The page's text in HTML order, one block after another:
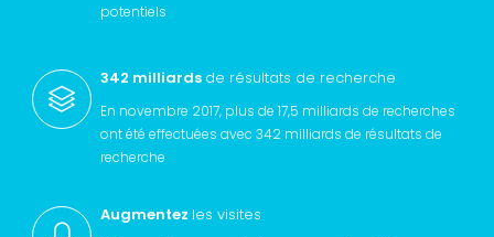
potentiels
342 milliards de résultats de recherche
En novembre 2017, plus de 17,5 milliards de recherches
ont été effectuées avec 342 milliards de résultats de
recherche
Augmentez les visites